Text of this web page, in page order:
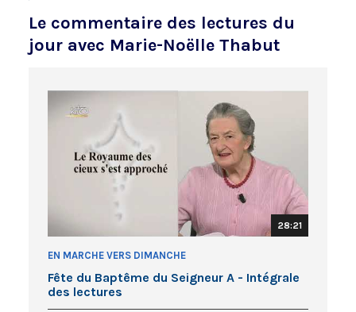
Le commentaire des lectures du
jour avec Marie-Noëlle Thabut
28:21
EN MARCHE VERS DIMANCHE
Fête du Baptême du Seigneur A - Intégrale
des lectures